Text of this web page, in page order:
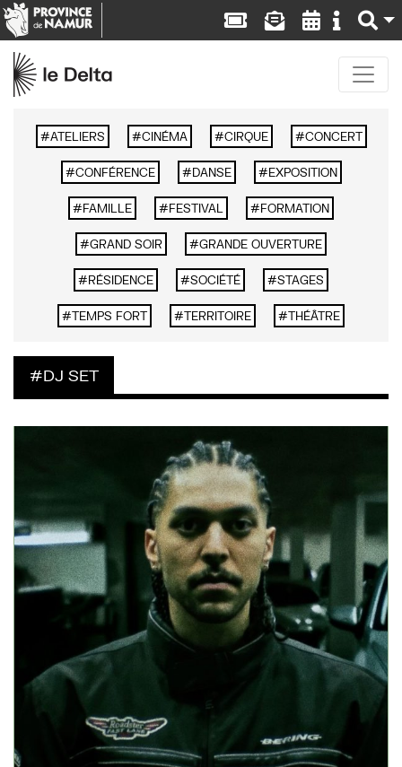
ATELIERS CINÉMA CIRQUE CONCERT
CONFÉRENCE DANSE EXPOSITION
FAMILLE FESTIVAL FORMATION
GRAND SOIR GRANDE OUVERTURE
RÉSIDENCE SOCIÉTÉ STAGES
TEMPS FORT TERRITOIRE THÉÂTRE
DJ SET